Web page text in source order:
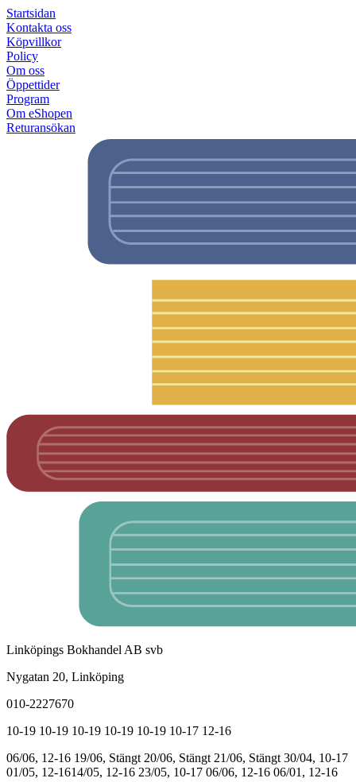
Startsidan
Kontakta oss
Köpvillkor
Policy
Om oss
Öppettider
Program
Om eShopen
Returansökan
Linköpings Bokhandel AB svb
Nygatan 20, Linköping
010-2227670
10-19 10-19 10-19 10-19 10-19 10-17 12-16
06/06, 12-16 19/06, Stängt 20/06, Stängt 21/06, Stängt 30/04, 10-17
01/05, 12-1614/05, 12-16 23/05, 10-17 06/06, 12-16 06/01, 12-16